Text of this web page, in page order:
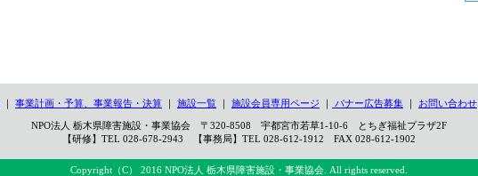
｜ 事業計画・予算、事業報告・決算 ｜ 施設一覧 ｜ 施設会員専用ページ ｜ バナー広告募集 ｜ お問い合わせ
NPO法人 栃木県障害施設・事業協会 〒320-8508 宇都宮市若草1-10-6 とちぎ福祉プラザ2F
【研修】TEL 028-678-2943 【事務局】TEL 028-612-1912 FAX 028-612-1902
Copyright（C） 2016 NPO法人 栃木県障害施設・事業協会. All rights reserved.